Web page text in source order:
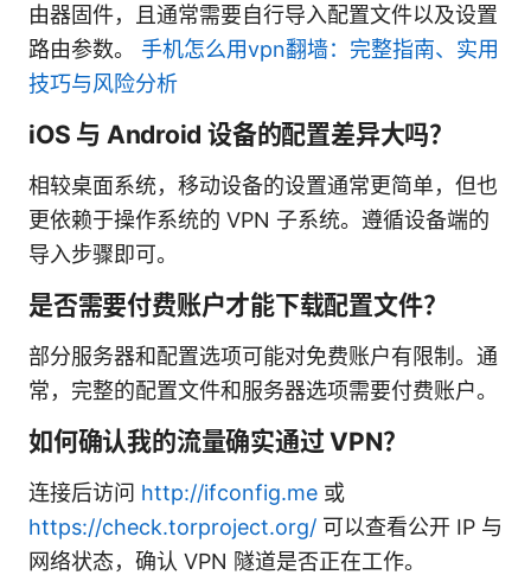
由器固件，且通常需要自行导入配置文件以及设置
路由参数。 手机怎么用vpn翻墙：完整指南、实用
技巧与风险分析
iOS 与 Android 设备的配置差异大吗？
相较桌面系统，移动设备的设置通常更简单，但也
更依赖于操作系统的 VPN 子系统。遵循设备端的
导入步骤即可。
是否需要付费账户才能下载配置文件？
部分服务器和配置选项可能对免费账户有限制。通
常，完整的配置文件和服务器选项需要付费账户。
如何确认我的流量确实通过 VPN？
连接后访问 http://ifconfig.me 或
https://check.torproject.org/ 可以查看公开 IP 与
网络状态，确认 VPN 隧道是否正在工作。